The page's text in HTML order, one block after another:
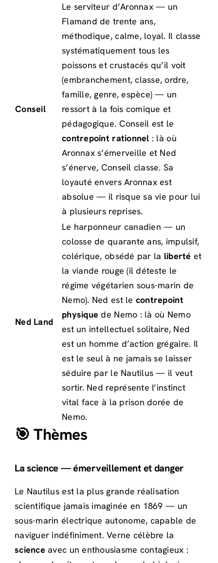
Conseil
Le serviteur d’Aronnax — un
Flamand de trente ans,
méthodique, calme, loyal. Il classe
systématiquement tous les
poissons et crustacés qu’il voit
(embranchement, classe, ordre,
famille, genre, espèce) — un
ressort à la fois comique et
pédagogique. Conseil est le
contrepoint rationnel : là où
Aronnax s’émerveille et Ned
s’énerve, Conseil classe. Sa
loyauté envers Aronnax est
absolue — il risque sa vie pour lui
à plusieurs reprises.
Ned Land
Le harponneur canadien — un
colosse de quarante ans, impulsif,
colérique, obsédé par la liberté et
la viande rouge (il déteste le
régime végétarien sous-marin de
Nemo). Ned est le contrepoint
physique de Nemo : là où Nemo
est un intellectuel solitaire, Ned
est un homme d’action grégaire. Il
est le seul à ne jamais se laisser
séduire par le Nautilus — il veut
sortir. Ned représente l’instinct
vital face à la prison dorée de
Nemo.
🎯 Thèmes
La science — émerveillement et danger
Le Nautilus est la plus grande réalisation
scientifique jamais imaginée en 1869 — un
sous-marin électrique autonome, capable de
naviguer indéfiniment. Verne célèbre la
science avec un enthousiasme contagieux :